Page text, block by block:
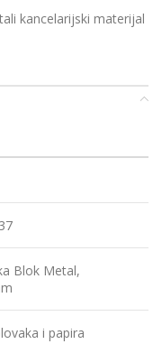
kancelarijski materijal
Blok Metal,
i papira